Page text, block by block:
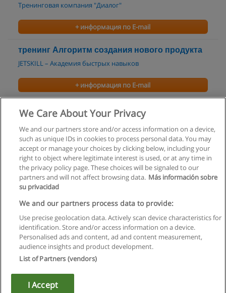
Тренинговая компания "Диалог"
+ информация по E-mail
тренинг Алгоритм создания нового продукта
JETSKILL – Академия быстрых навыков
+ информация по E-mail
тренинг Я-бренд
+ информация по E-mail
Правила пользования
Конфиденциальность информации
Напишите Educaedu
Copyright © Educaedu Business S.L. - CIF : B-95610580: -
We Care About Your Privacy
We and our partners store and/or access information on a device,
such as unique IDs in cookies to process personal data. You may
accept or manage your choices by clicking below, including your
right to object where legitimate interest is used, or at any time in
the privacy policy page. These choices will be signaled to our
partners and will not affect browsing data. Más información sobre
su privacidad
We and our partners process data to provide:
Use precise geolocation data. Actively scan device characteristics for
identification. Store and/or access information on a device.
Personalised ads and content, ad and content measurement,
audience insights and product development.
List of Partners (vendors)
I Accept